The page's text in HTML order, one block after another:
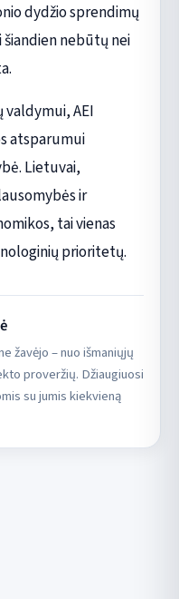
dydžio sprendimų
nebūtų nei
valdymui, AEI
atsparumui
Lietuvai,
ir
tai vienas
prioritetų.
žavėjo – nuo išmaniųjų
proveržių. Džiaugiuosi
su jumis kiekvieną